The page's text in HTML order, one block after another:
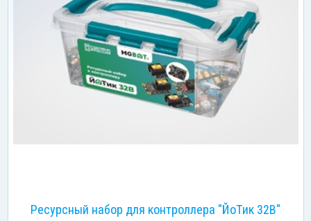
Ресурсный набор для контроллера "ЙоТик 32В"